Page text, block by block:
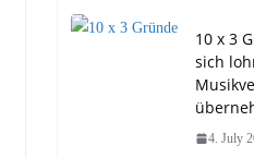
10 x 3
sich
4. July